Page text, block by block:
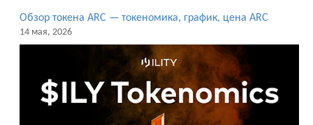
Обзор токена ARC — токеномика, график, цена ARC
14 мая, 2026